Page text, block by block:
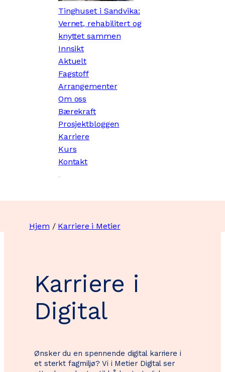
Tinghuset i Sandvika:
Vernet, rehabilitert og
knyttet sammen
Innsikt
Aktuelt
Fagstoff
Arrangementer
Om oss
Bærekraft
Prosjektbloggen
Karriere
Kurs
Kontakt
Hjem / Karriere i Metier
Karriere i
Digital
Ønsker du en spennende digital karriere i
et sterkt fagmiljø? Vi i Metier Digital ser